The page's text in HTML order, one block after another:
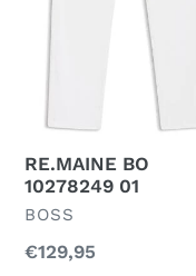
RE.MAINE BO
10278249 01
VERKOPER
BOSS
Normale
€129,95